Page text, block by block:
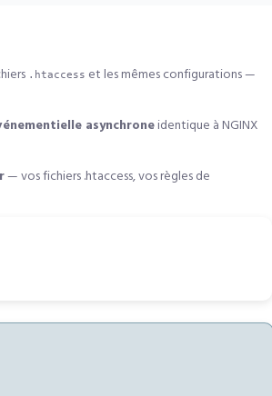
.htaccess et les mêmes configurations —
asynchroneidentique à NGINX
— vos fichiers .htaccess, vos règles de